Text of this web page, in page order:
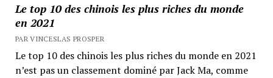
Le top 10 des chinois les plus riches du monde
en 2021
PAR VINCESLAS PROSPER
Le top 10 des chinois les plus riches du monde en 2021
n’est pas un classement dominé par Jack Ma, comme